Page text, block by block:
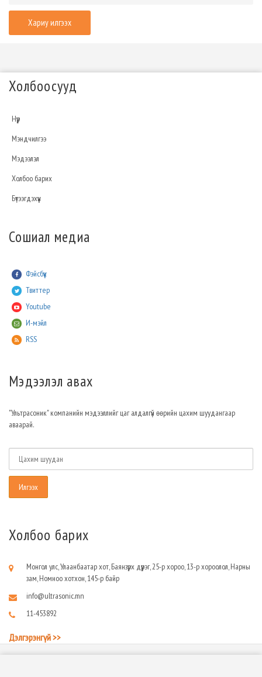
Холбоосууд
Нүүр
Мэндчилгээ
Мэдээлэл
Холбоо барих
Бүтээгдэхүүн
Сошиал медиа
Фэйсбүүк
Твиттер
Youtube
И-мэйл
RSS
Мэдээлэл авах
"Ультрасоник" компанийн мэдээллийг цаг алдалгүй өөрийн цахим шуудангаар
аваарай.
Холбоо барих
Монгол улс, Улаанбаатар хот, Баянзүрх дүүрэг, 25-р хороо, 13-р хороолол, Нарны
зам, Номноо хотхон, 145-р байр
info@ultrasonic.mn
11-453892
Дэлгэрэнгүй >>